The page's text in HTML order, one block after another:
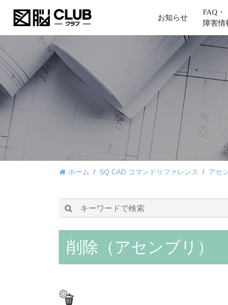
お知らせ
FAQ・
障害情
ホーム SQ CAD コマンドリファレンス アセ
検索
削除（アセンブリ）